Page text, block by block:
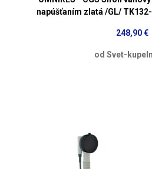
napúšťaním zlatá /GL/
248,90 €
od Svet-